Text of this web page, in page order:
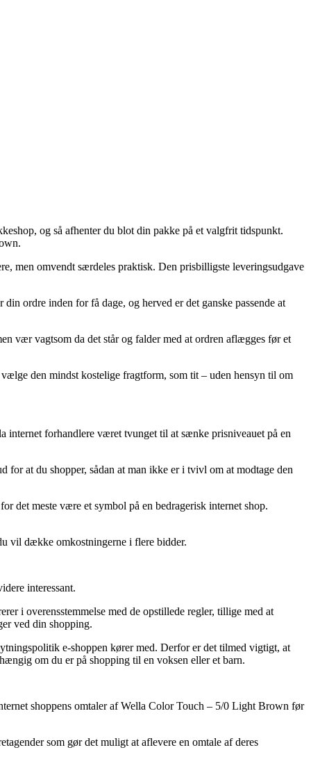
og så afhenter du blot din pakke på et valgfrit tidspunkt.
men omvendt særdeles praktisk. Den prisbilligste leveringsudgave
ordre inden for få dage, og herved er det ganske passende at
vær vagtsom da det står og falder med at ordren aflægges før et
den mindst kostelige fragtform, som tit – uden hensyn til om
internet forhandlere været tvunget til at sænke prisniveauet på en
at du shopper, sådan at man ikke er i tvivl om at modtage den
det meste være et symbol på en bedragerisk internet shop.
vil dække omkostningerne i flere bidder.
interessant.
i overensstemmelse med de opstillede regler, tillige med at
ved din shopping.
e-shoppen kører med. Derfor er det tilmed vigtigt, at
om du er på shopping til en voksen eller et barn.
shoppens omtaler af Wella Color Touch – 5/0 Light Brown før
som gør det muligt at aflevere en omtale af deres